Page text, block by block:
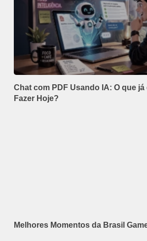
Chat com PDF Usando IA: O que já
Fazer Hoje?
Melhores Momentos da Brasil